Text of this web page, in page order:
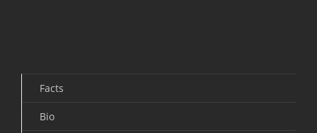
Facts
Bio